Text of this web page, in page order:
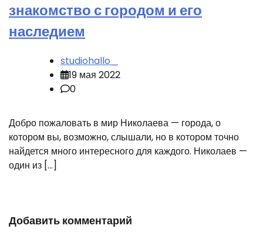
знакомство с городом и его
наследием
studiohallo_
19 мая 2022
0
Добро пожаловать в мир Николаева — города, о
котором вы, возможно, слышали, но в котором точно
найдется много интересного для каждого. Николаев —
один из […]
Добавить комментарий